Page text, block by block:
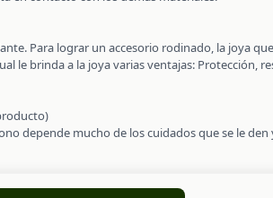
Para lograr un accesorio rodinado, la joya
le brinda a la joya varias ventajas: Protección,
depende mucho de los cuidados que se le